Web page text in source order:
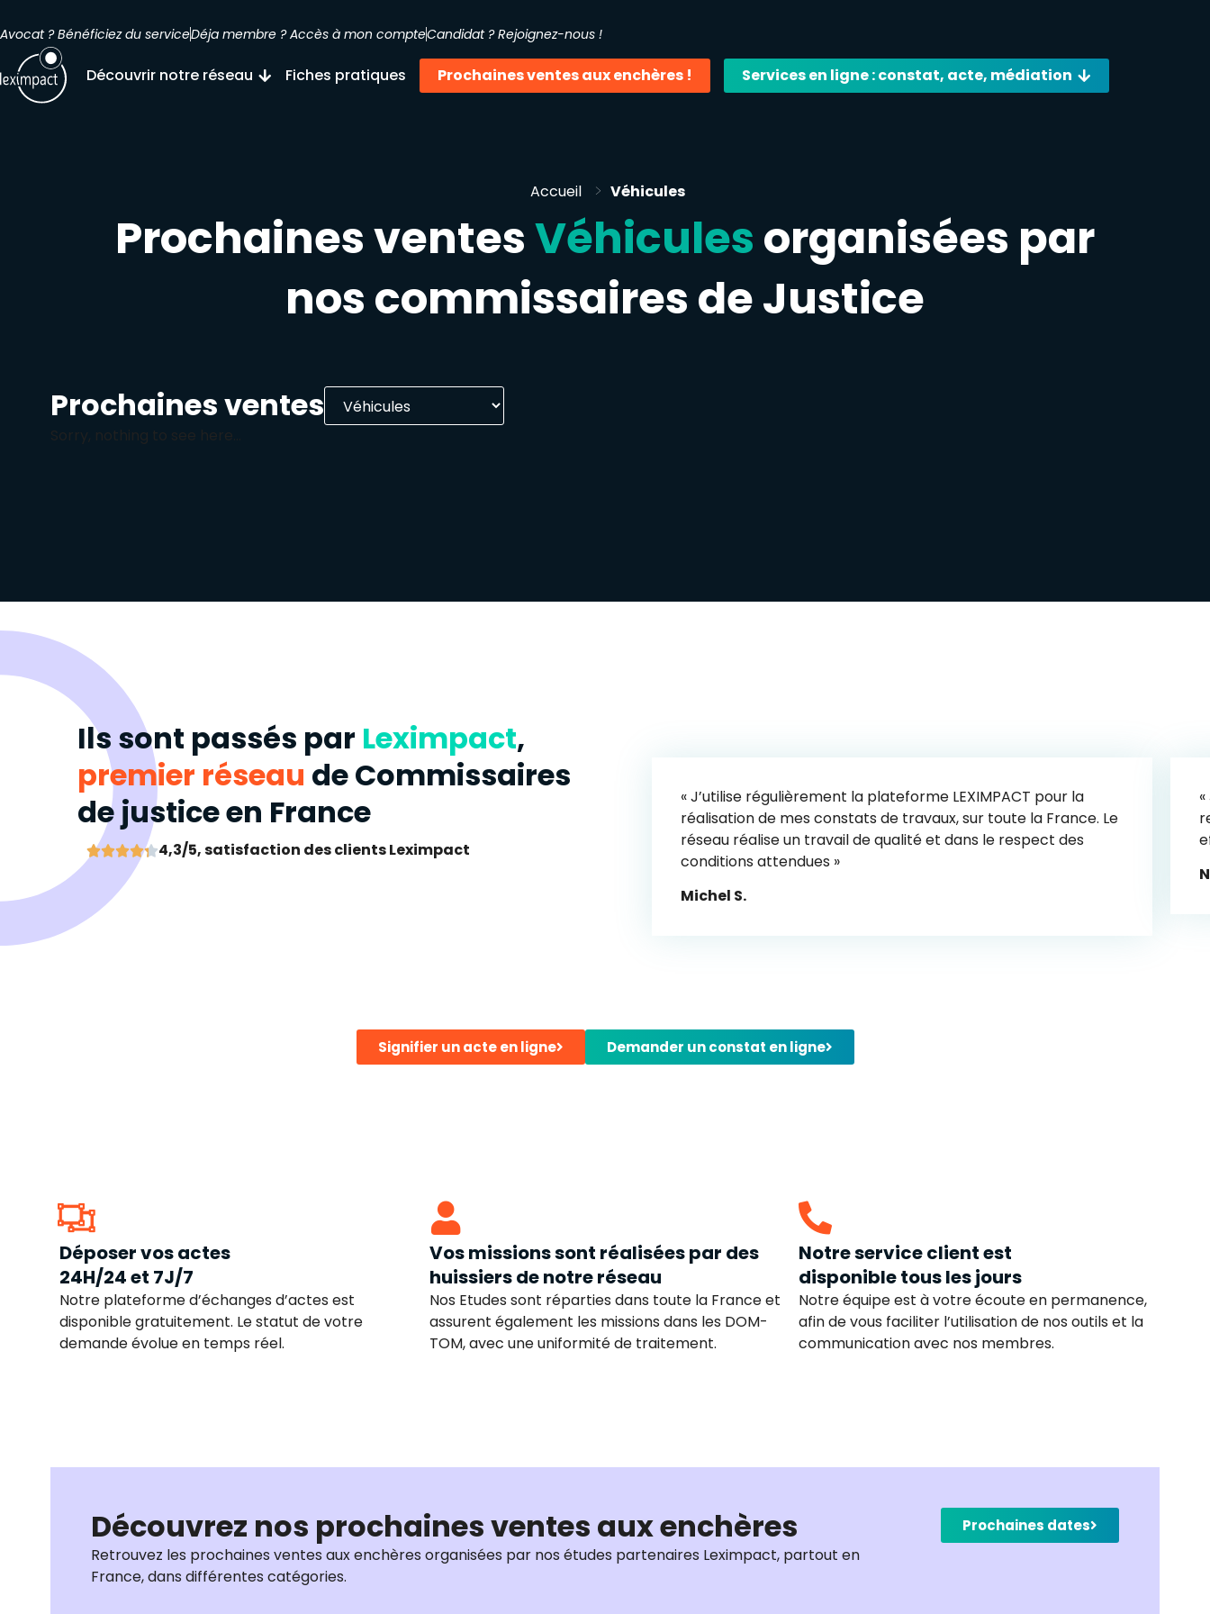
Avocat ? Bénéficiez du serviceDéja membre ? Accès à mon compteCandidat ? Rejoignez-nous !
Découvrir notre réseau Fiches pratiques Prochaines ventes aux enchères ! Services en ligne : constat, acte, médiation
Accueil > Véhicules
Prochaines ventesVéhiculesorganisées par
nos commissaires de Justice
Prochaines ventes
Sorry, nothing to see here...
Ils sont passés par Leximpact,
premier réseau de Commissaires
de justice en France
4,3/5, satisfaction des clients Leximpact
« J’utilise régulièrement la plateforme LEXIMPACT pour la
réalisation de mes constats de travaux, sur toute la France. Le
réseau réalise un travail de qualité et dans le respect des
conditions attendues »
Michel S.
Signifier un acte en ligne Demander un constat en ligne
Déposer vos actes
24H/24 et 7J/7
Notre plateforme d’échanges d’actes est
disponible gratuitement. Le statut de votre
demande évolue en temps réel.
Vos missions sont réalisées par des
huissiers de notre réseau
Nos Etudes sont réparties dans toute la France et
assurent également les missions dans les DOM-
TOM, avec une uniformité de traitement.
Notre service client est
disponible tous les jours
Notre équipe est à votre écoute en permanence,
afin de vous faciliter l’utilisation de nos outils et la
communication avec nos membres.
Prochaines dates
Découvrez nos prochaines ventes aux enchères
Retrouvez les prochaines ventes aux enchères organisées par nos études partenaires Leximpact, partout en
France, dans différentes catégories.